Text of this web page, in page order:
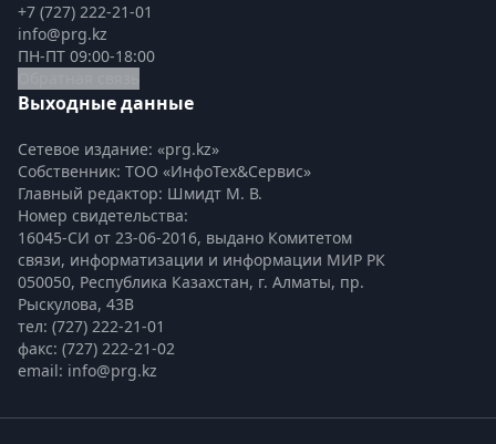
+7 (727) 222-21-01
info@prg.kz
ПН-ПТ 09:00-18:00
Выходные данные
Сетевое издание: «prg.kz»
Собственник: ТОО «ИнфоТех&Сервис»
Главный редактор: Шмидт М. В.
Номер свидетельства:
16045-СИ от 23-06-2016, выдано Комитетом
связи, информатизации и информации МИР РК
050050, Республика Казахстан, г. Алматы, пр.
Рыскулова, 43В
тел: (727) 222-21-01
факс: (727) 222-21-02
email: info@prg.kz